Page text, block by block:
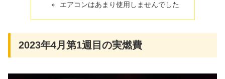
エアコンはあまり使用しませんでした
2023年4月第1週目の実燃費